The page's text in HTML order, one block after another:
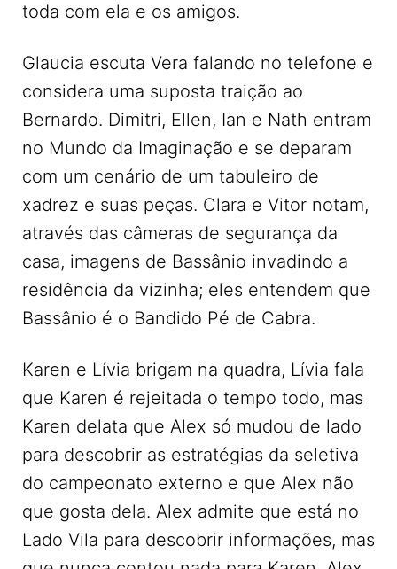
toda com ela e os amigos.
Glaucia escuta Vera falando no telefone e
considera uma suposta traição ao
Bernardo. Dimitri, Ellen, Ian e Nath entram
no Mundo da Imaginação e se deparam
com um cenário de um tabuleiro de
xadrez e suas peças. Clara e Vitor notam,
através das câmeras de segurança da
casa, imagens de Bassânio invadindo a
residência da vizinha; eles entendem que
Bassânio é o Bandido Pé de Cabra.
Karen e Lívia brigam na quadra, Lívia fala
que Karen é rejeitada o tempo todo, mas
Karen delata que Alex só mudou de lado
para descobrir as estratégias da seletiva
do campeonato externo e que Alex não
que gosta dela. Alex admite que está no
Lado Vila para descobrir informações, mas